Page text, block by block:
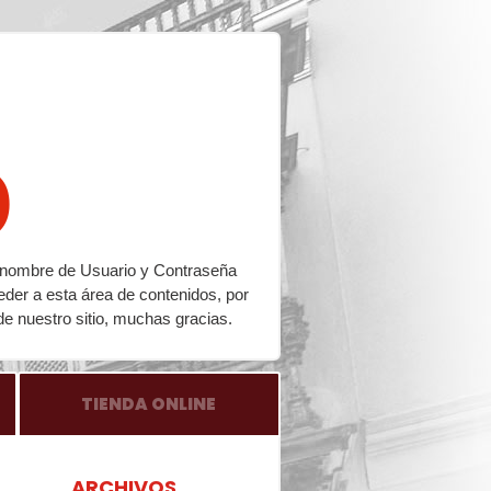
de Usuario y Contraseña
a esta área de contenidos, por
nuestro sitio, muchas gracias.
TIENDA ONLINE